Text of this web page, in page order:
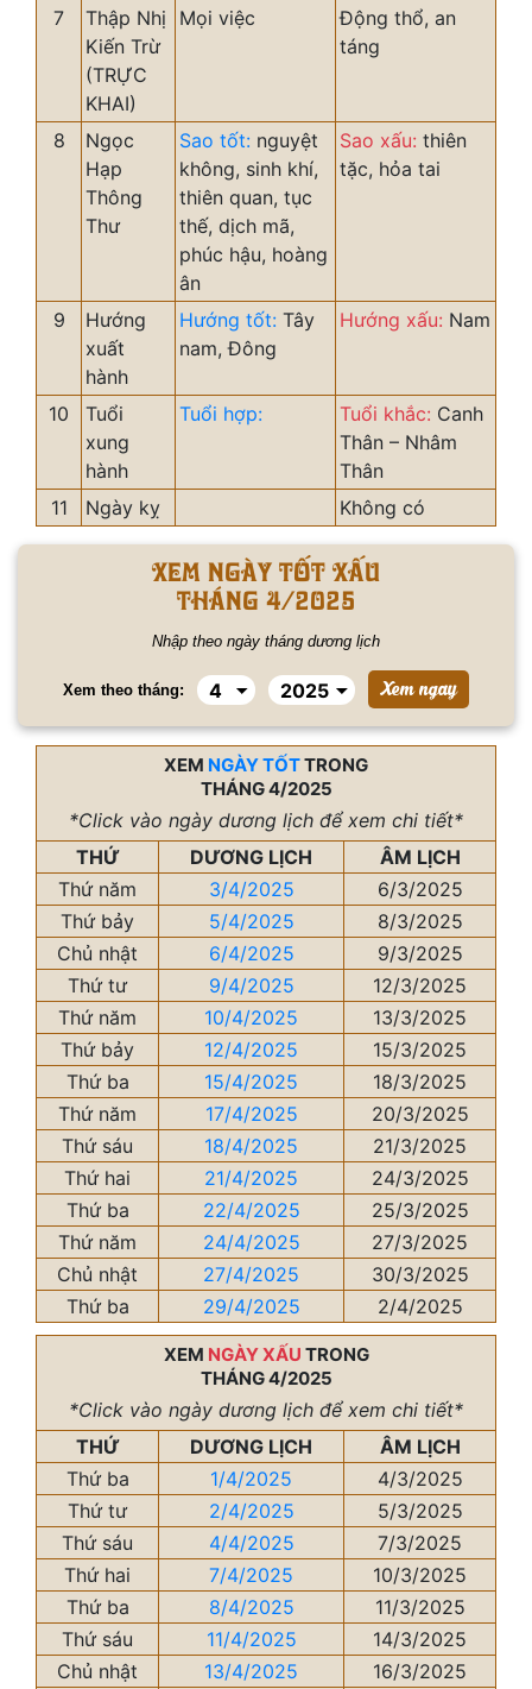
7
Thập Nhị
Kiến Trừ
(TRỰC
KHAI)
Mọi việc
Động thổ, an
táng
8
Ngọc
Hạp
Thông
Thư
Sao tốt: nguyệt
không, sinh khí,
thiên quan, tục
thế, dịch mã,
phúc hậu, hoàng
ân
Sao xấu: thiên
tặc, hỏa tai
9
Hướng
xuất
hành
Hướng tốt: Tây
nam, Đông
Hướng xấu: Nam
10
Tuổi
xung
hành
Tuổi hợp: Tuổi khắc: Canh
Thân – Nhâm
Thân
11
Ngày kỵ Không có
Xem ngày tốt xấu
tháng 4/2025
Nhập theo ngày tháng dương lịch
Xem theo tháng:
XEM NGÀY TỐTTRONG
THÁNG 4/2025
*Click vào ngày dương lịch để xem chi tiết*
THỨ
DƯƠNG LỊCH
ÂM LỊCH
Thứ năm
3/4/2025
6/3/2025
Thứ bảy
5/4/2025
8/3/2025
Chủ nhật
6/4/2025
9/3/2025
Thứ tư
9/4/2025
12/3/2025
Thứ năm
10/4/2025
13/3/2025
Thứ bảy
12/4/2025
15/3/2025
Thứ ba
15/4/2025
18/3/2025
Thứ năm
17/4/2025
20/3/2025
Thứ sáu
18/4/2025
21/3/2025
Thứ hai
21/4/2025
24/3/2025
Thứ ba
22/4/2025
25/3/2025
Thứ năm
24/4/2025
27/3/2025
Chủ nhật
27/4/2025
30/3/2025
Thứ ba
29/4/2025 2/4/2025
XEM NGÀY XẤU TRONG
THÁNG 4/2025
*Click vào ngày dương lịch để xem chi tiết*
THỨ
DƯƠNG LỊCH
ÂM LỊCH
Thứ ba
1/4/2025
4/3/2025
Thứ tư
2/4/2025
5/3/2025
Thứ sáu
4/4/2025
7/3/2025
Thứ hai
7/4/2025
10/3/2025
Thứ ba
8/4/2025
11/3/2025
Thứ sáu
11/4/2025
14/3/2025
Chủ nhật
13/4/2025
16/3/2025